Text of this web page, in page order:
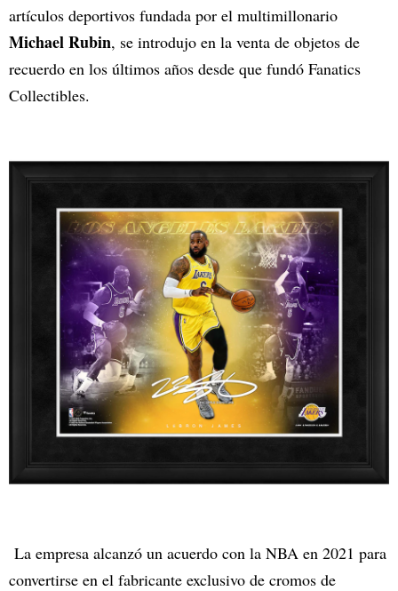
artículos deportivos fundada por el multimillonario
Michael Rubin, se introdujo en la venta de objetos de
recuerdo en los últimos años desde que fundó Fanatics
Collectibles.
La empresa alcanzó un acuerdo con la NBA en 2021 para
convertirse en el fabricante exclusivo de cromos de